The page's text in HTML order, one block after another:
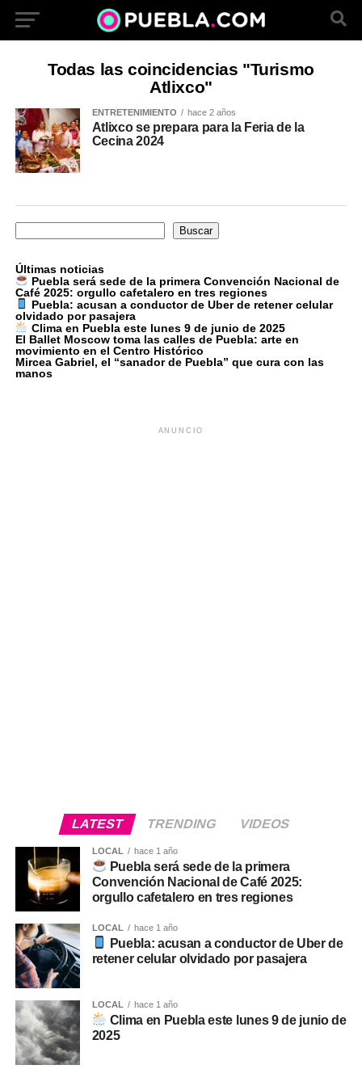
Todas las coincidencias "Turismo
Atlixco"
ENTRETENIMIENTO hace 2 años
Atlixco se prepara para la Feria de la
Cecina 2024
Buscar Buscar
Últimas noticias
Puebla será sede de la primera Convención Nacional de
Café 2025: orgullo cafetalero en tres regiones
Puebla: acusan a conductor de Uber de retener celular
olvidado por pasajera
Clima en Puebla este lunes 9 de junio de 2025
El Ballet Moscow toma las calles de Puebla: arte en
movimiento en el Centro Histórico
Mircea Gabriel, el “sanador de Puebla” que cura con las
manos
ANUNCIO
LATEST TRENDING VIDEOS
LOCAL hace 1 año
Puebla será sede de la primera
Convención Nacional de Café 2025:
orgullo cafetalero en tres regiones
LOCAL hace 1 año
Puebla: acusan a conductor de Uber de
retener celular olvidado por pasajera
LOCAL hace 1 año
Clima en Puebla este lunes 9 de junio de
2025